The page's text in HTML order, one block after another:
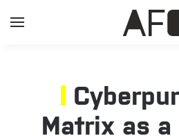
Matrix as a